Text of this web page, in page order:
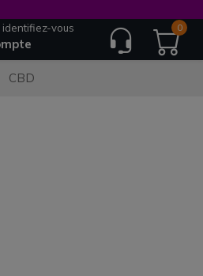
identifiez-vous 0
CBD